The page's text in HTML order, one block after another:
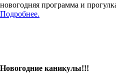
новогодняя программа и
Подробнее.
Новогодние каникулы!!!